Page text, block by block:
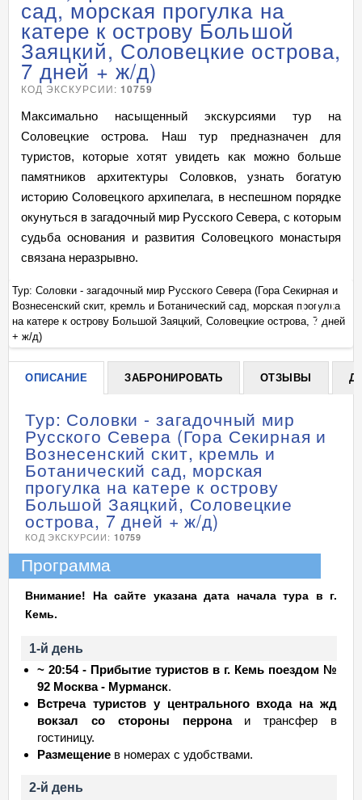
сад, морская прогулка на
катере к острову Большой
Заяцкий, Соловецкие острова,
7 дней + ж/д)
КОД ЭКСКУРСИИ: 10759
Максимально насыщенный экскурсиями тур на
Соловецкие острова. Наш тур предназначен для
туристов, которые хотят увидеть как можно больше
памятников архитектуры Соловков, узнать богатую
историю Соловецкого архипелага, в неспешном порядке
окунуться в загадочный мир Русского Севера, с которым
судьба основания и развития Соловецкого монастыря
связана неразрывно.
+
Тур: Соловки - загадочный мир Русского Севера (Гора Секирная и
Вознесенский скит, кремль и Ботанический сад, морская прогулка
на катере к острову Большой Заяцкий, Соловецкие острова, 7 дней
+ ж/д)
ОПИСАНИЕ ЗАБРОНИРОВАТЬ ОТЗЫВЫ
Тур: Соловки - загадочный мир
Русского Севера (Гора Секирная и
Вознесенский скит, кремль и
Ботанический сад, морская
прогулка на катере к острову
Большой Заяцкий, Соловецкие
острова, 7 дней + ж/д)
КОД ЭКСКУРСИИ: 10759
Программа
Внимание! На сайте указана дата начала тура в г.
Кемь.
1-й день
~ 20:54 - Прибытие туристов в г. Кемь поездом №
92 Москва - Мурманск.
Встреча туристов у центрального входа на жд
вокзал со стороны перронаи трансфер в
гостиницу.
Размещение в номерах с удобствами.
2-й день